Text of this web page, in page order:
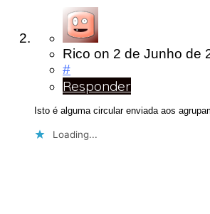
Rico on 2 de Junho de
#
Responder
Isto é alguma circular enviada aos
Loading...